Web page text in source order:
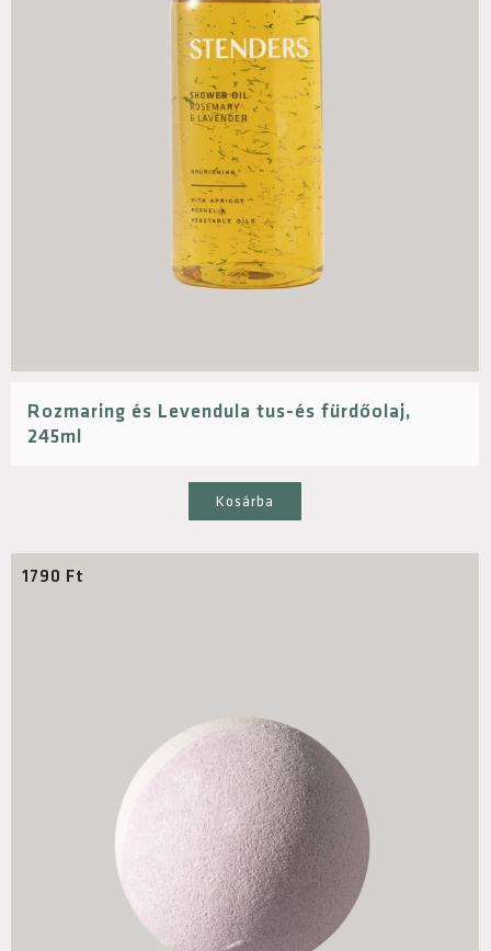
Rozmaring és Levendula tus-és fürdőolaj,
245ml
Kosárba
1790 Ft